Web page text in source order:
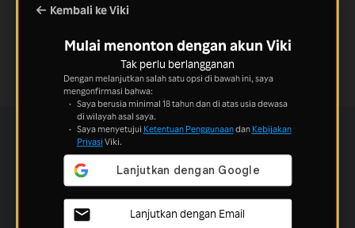
Kembali ke Viki
Mulai menonton dengan akun Viki
Tak perlu berlangganan
Dengan melanjutkan salah satu opsi di bawah ini, saya
mengonfirmasi bahwa:
Saya berusia minimal 18 tahun dan di atas usia dewasa
di wilayah asal saya.
Saya menyetujui Ketentuan Penggunaandan Kebijakan
Privasi Viki.
Lanjutkan dengan Email